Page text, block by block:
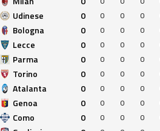
Udinese 0 0 0 0
Bologna 0 0 0 0
Lecce 0 0 0 0
Parma 0 0 0 0
Torino 0 0 0 0
Atalanta 0 0 0 0
Genoa 0 0 0 0
Como 0 0 0 0